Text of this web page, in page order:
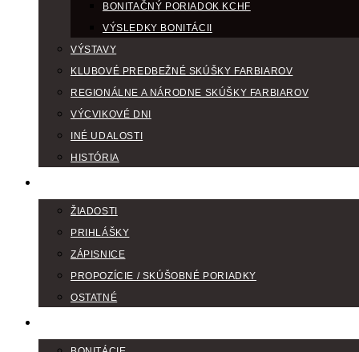
BONITAČNÝ PORIADOK KCHF
VÝSLEDKY BONITÁCII
VÝSTAVY
KLUBOVÉ PREDBEŽNÉ SKÚŠKY FARBIAROV
REGIONÁLNE A NÁRODNE SKÚŠKY FARBIAROV
VÝCVIKOVÉ DNI
INÉ UDALOSTI
HISTÓRIA
ŽIADOSTI
PRIHLÁŠKY
ZÁPISNICE
PROPOZÍCIE / SKÚŠOBNÉ PORIADKY
OSTATNÉ